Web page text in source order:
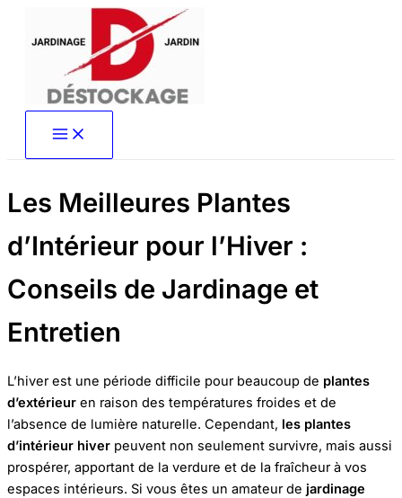
Les Meilleures Plantes
d’Intérieur pour l’Hiver :
Conseils de Jardinage et
Entretien
L’hiver est une période difficile pour beaucoup de plantes
d’extérieur en raison des températures froides et de
l’absence de lumière naturelle. Cependant, les plantes
d’intérieur hiver peuvent non seulement survivre, mais aussi
prospérer, apportant de la verdure et de la fraîcheur à vos
espaces intérieurs. Si vous êtes un amateur de jardinage